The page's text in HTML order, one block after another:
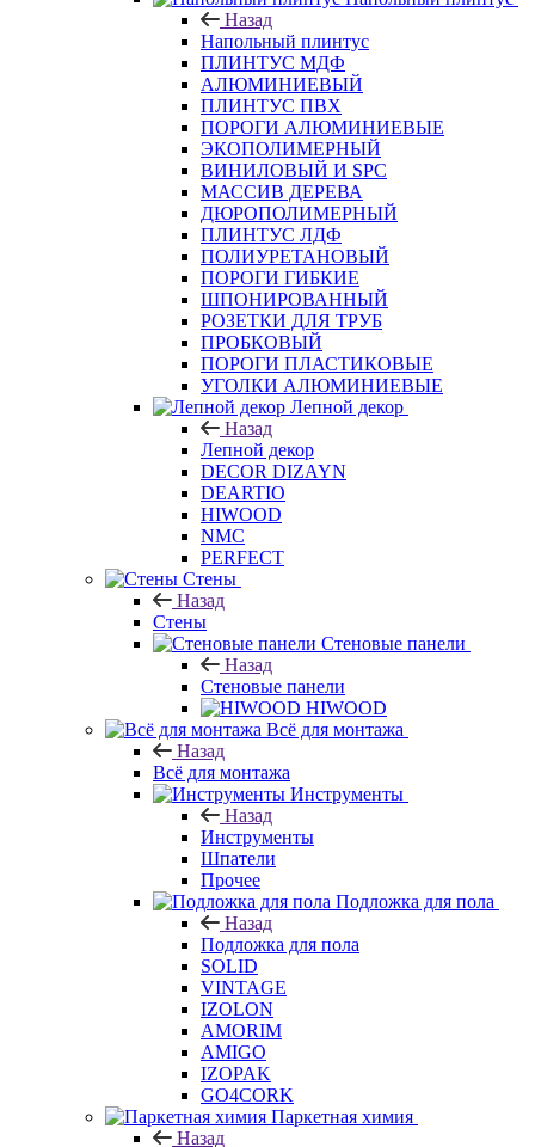
Назад
Напольный плинтус
ПЛИНТУС МДФ
АЛЮМИНИЕВЫЙ
ПЛИНТУС ПВХ
ПОРОГИ АЛЮМИНИЕВЫЕ
ЭКОПОЛИМЕРНЫЙ
ВИНИЛОВЫЙ И SPC
МАССИВ ДЕРЕВА
ДЮРОПОЛИМЕРНЫЙ
ПЛИНТУС ЛДФ
ПОЛИУРЕТАНОВЫЙ
ПОРОГИ ГИБКИЕ
ШПОНИРОВАННЫЙ
РОЗЕТКИ ДЛЯ ТРУБ
ПРОБКОВЫЙ
ПОРОГИ ПЛАСТИКОВЫЕ
УГОЛКИ АЛЮМИНИЕВЫЕ
Назад
Лепной декор
DECOR DIZAYN
DEARTIO
HIWOOD
NMC
PERFECT
Стены
Назад
Стены
Назад
Стеновые панели
HIWOOD
Назад
Всё для монтажа
Назад
Инструменты
Шпатели
Прочее
Назад
Подложка для пола
SOLID
VINTAGE
IZOLON
AMORIM
AMIGO
IZOPAK
GO4CORK